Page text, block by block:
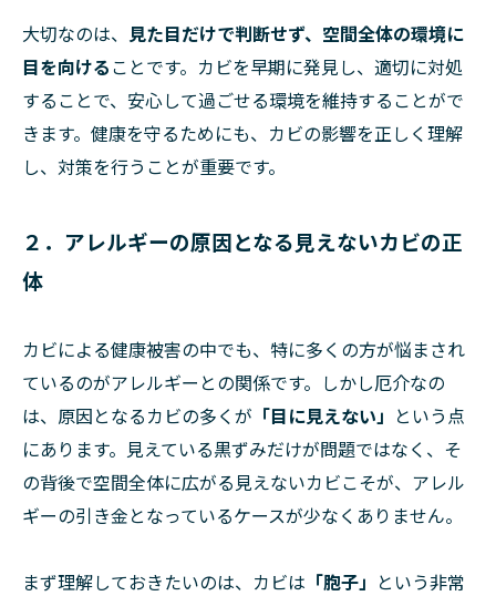
大切なのは、 見た目だけで判断せず、空間全体の環境に
目を向けることです。カビを早期に発見し、適切に対処
することで、安心して過ごせる環境を維持することがで
きます。健康を守るためにも、カビの影響を正しく理解
し、対策を行うことが重要です。
２．アレルギーの原因となる見えないカビの正
体
カビによる健康被害の中でも、特に多くの方が悩まされ
ているのがアレルギーとの関係です。しかし厄介なの
は、原因となるカビの多くが 「目に見えない」 という点
にあります。見えている黒ずみだけが問題ではなく、そ
の背後で空間全体に広がる見えないカビこそが、アレル
ギーの引き金となっているケースが少なくありません。
まず理解しておきたいのは、カビは 「胞子」 という非常